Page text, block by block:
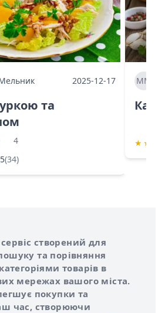
2025-12-17
та
4
(34)
ММ
★ ★
створений для
та порівняння
товарів в
мережах вашого міста.
покупки та
час, створюючи